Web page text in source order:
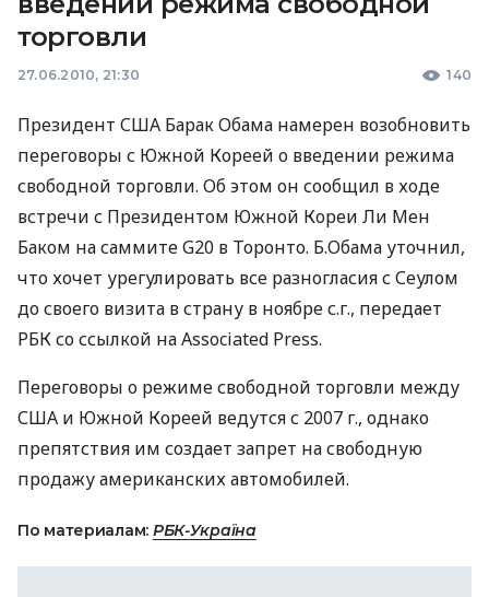
торговли
27.06.2010, 21:30 140
Президент США Барак Обама намерен возобновить
переговоры с Южной Кореей о введении режима
свободной торговли. Об этом он сообщил в ходе
встречи с Президентом Южной Кореи Ли Мен
Баком на саммите G20 в Торонто. Б.Обама уточнил,
что хочет урегулировать все разногласия с Сеулом
до своего визита в страну в ноябре с.г., передает
РБК со ссылкой на Associated Press.
Переговоры о режиме свободной торговли между
США и Южной Кореей ведутся с 2007 г., однако
препятствия им создает запрет на свободную
продажу американских автомобилей.
По материалам: РБК-Україна